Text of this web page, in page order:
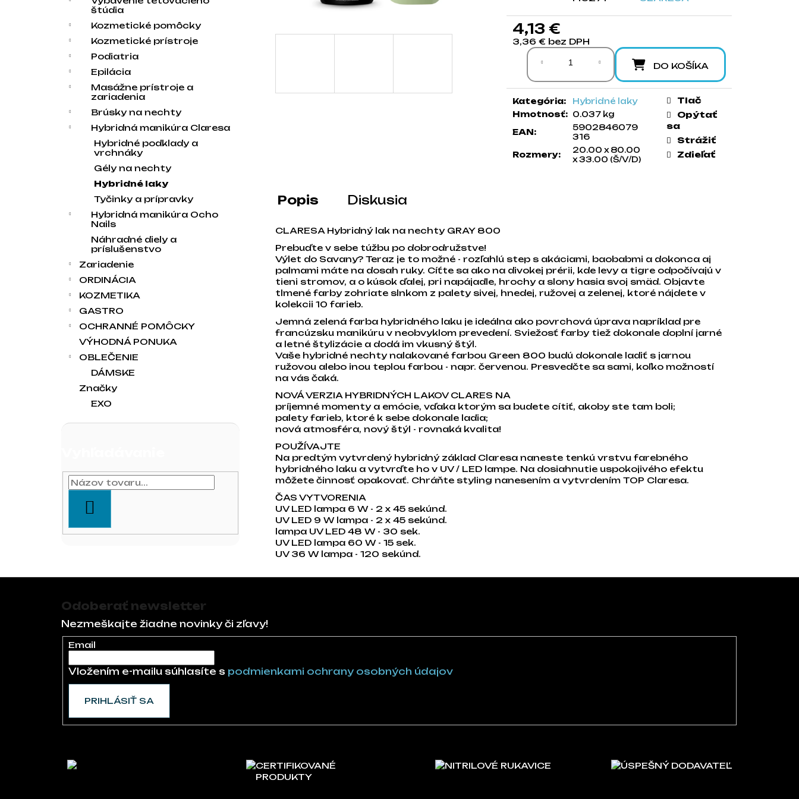
štúdia
Kozmetické pomôcky
Kozmetické prístroje
Podiatria
Epilácia
Masážne prístroje a
zariadenia
Brúsky na nechty
Hybridná manikúra Claresa
Hybridné podklady a
vrchnáky
Gély na nechty
Hybridné laky
Tyčinky a prípravky
Hybridná manikúra Ocho
Nails
Náhradné diely a
príslušenstvo
Zariadenie
ORDINÁCIA
KOZMETIKA
GASTRO
OCHRANNÉ POMÔCKY
VÝHODNÁ PONUKA
OBLEČENIE
DÁMSKE
Značky
EXO
4,13 €
3,36 € bez DPH
Jednotková cena:
DO KOŠÍKA
Kategória:
Hybridné laky
Hmotnosť: 0.037 kg
EAN:
5902846079
316
Rozmery:
20.00 x 80.00
x 33.00 (Š/V/D)
Tlač
Opýtať
sa
Strážiť
Zdieľať
Popis Diskusia
CLARESA Hybridný lak na nechty GRAY 800
Prebuďte v sebe túžbu po dobrodružstve!
Výlet do Savany? Teraz je to možné - rozľahlú step s akáciami, baobabmi a dokonca aj
palmami máte na dosah ruky. Cíťte sa ako na divokej prérii, kde levy a tigre odpočívajú v
tieni stromov, a o kúsok ďalej, pri napájadle, hrochy a slony hasia svoj smäd. Objavte
tlmené farby zohriate slnkom z palety sivej, hnedej, ružovej a zelenej, ktoré nájdete v
kolekcii 10 farieb.
Jemná zelená farba hybridného laku je ideálna ako povrchová úprava napríklad pre
francúzsku manikúru v neobvyklom prevedení. Sviežosť farby tiež dokonale doplní jarné
a letné štylizácie a dodá im vkusný štýl.
Vaše hybridné nechty nalakované farbou Green 800 budú dokonale ladiť s jarnou
ružovou alebo inou teplou farbou - napr. červenou. Presvedčte sa sami, koľko možností
na vás čaká.
NOVÁ VERZIA HYBRIDNÝCH LAKOV CLARES NA
príjemné momenty a emócie, vďaka ktorým sa budete cítiť, akoby ste tam boli;
palety farieb, ktoré k sebe dokonale ladia;
nová atmosféra, nový štýl - rovnaká kvalita!
POUŽÍVAJTE
Na predtým vytvrdený hybridný základ Claresa naneste tenkú vrstvu farebného
hybridného laku a vytvrďte ho v UV / LED lampe. Na dosiahnutie uspokojivého efektu
môžete činnosť opakovať. Chráňte styling nanesením a vytvrdením TOP Claresa.
ČAS VYTVORENIA
UV LED lampa 6 W - 2 x 45 sekúnd.
UV LED 9 W lampa - 2 x 45 sekúnd.
lampa UV LED 48 W - 30 sek.
UV LED lampa 60 W - 15 sek.
UV 36 W lampa - 120 sekúnd.
Odoberať newsletter
Nezmeškajte žiadne novinky či zľavy!
Email
Vložením e-mailu súhlasíte s podmienkami ochrany osobných údajov
PRIHLÁSIŤ SA
CERTIFIKOVANÉ
PRODUKTY
NITRILOVÉ RUKAVICE ÚSPEŠNÝ DODAVATEĽ